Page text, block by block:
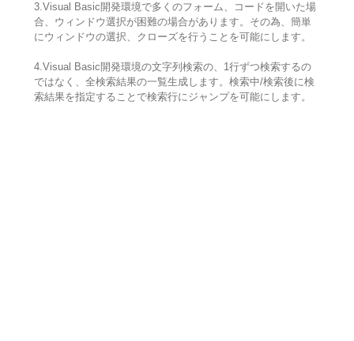
3.Visual Basic開発環境で多くのフォーム、コードを開いた場
合、ウィンドウ選択が困難の場合があります。その為、簡単
にウィンドウの選択、クローズを行うことを可能にします。
4.Visual Basic開発環境の文字列検索の、1行ずつ検索するの
ではなく、全検索結果の一覧生成します。検索中/検索後に検
索結果を指定することで検索行にジャンプを可能にします。